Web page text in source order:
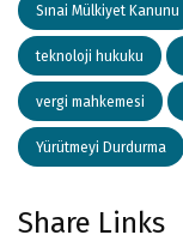
Sınai Mülkiyet Kanunu
teknoloji hukuku
vergi mahkemesi
Yürütmeyi Durdurma
Share Links